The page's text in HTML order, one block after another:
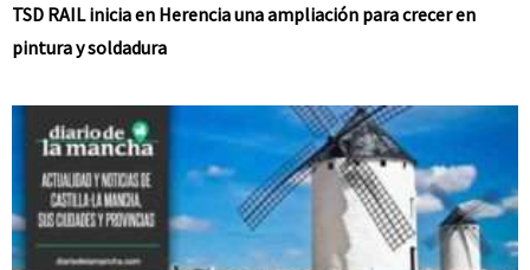
TSD RAIL inicia en Herencia una ampliación para crecer en
pintura y soldadura